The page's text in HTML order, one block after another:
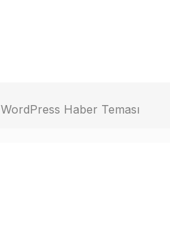
WordPress Haber Teması